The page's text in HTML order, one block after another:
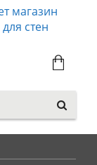
магазин
стен